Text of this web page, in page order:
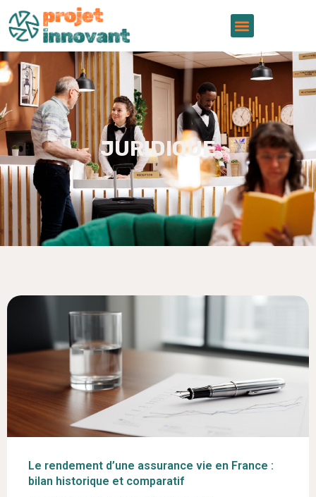
JURIDIQUE
Le rendement d’une assurance vie en France :
bilan historique et comparatif